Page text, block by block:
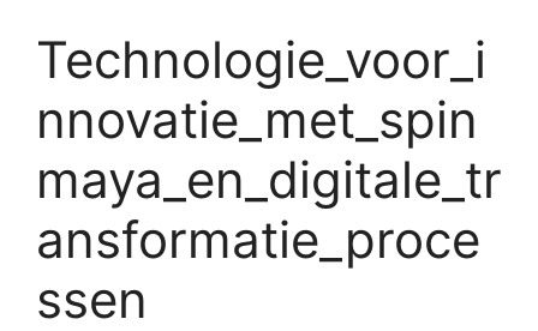
Technologie_voor_i
nnovatie_met_spin
maya_en_digitale_tr
ansformatie_proce
ssen